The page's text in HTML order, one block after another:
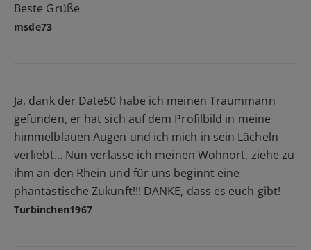
Beste Grüße
msde73
Ja, dank der Date50 habe ich meinen Traummann
gefunden, er hat sich auf dem Profilbild in meine
himmelblauen Augen und ich mich in sein Lächeln
verliebt... Nun verlasse ich meinen Wohnort, ziehe zu
ihm an den Rhein und für uns beginnt eine
phantastische Zukunft!!! DANKE, dass es euch gibt!
Turbinchen1967